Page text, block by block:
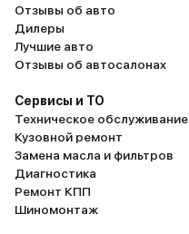
Отзывы об авто
Дилеры
Лучшие авто
Отзывы об автосалонах
Сервисы и ТО
Техническое обслуживание
Кузовной ремонт
Замена масла и фильтров
Диагностика
Ремонт КПП
Шиномонтаж